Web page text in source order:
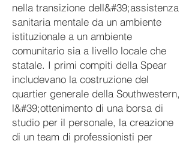
nella transizione dell&#39;assistenza
sanitaria mentale da un ambiente
istituzionale a un ambiente
comunitario sia a livello locale che
statale. I primi compiti della Spear
includevano la costruzione del
quartier generale della Southwestern,
l&#39;ottenimento di una borsa di
studio per il personale, la creazione
di un team di professionisti per